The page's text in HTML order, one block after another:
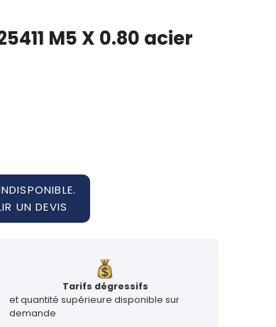
M5 X 0.80 acier
UN DEVIS
Tarifs dégressifs
et quantité supérieure disponible sur
demande